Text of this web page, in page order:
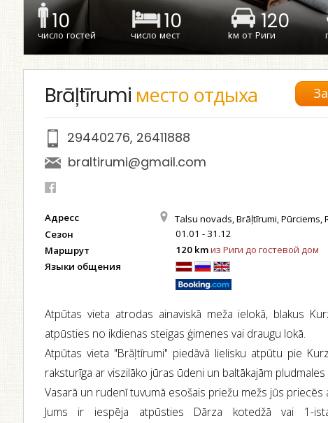
10
число гостей
10
число мест
120
kм от Риги
Brāļtīrumi место отдыха
29440276, 26411888
braltirumi@gmail.com
Адресс Talsu novads, Brāļtīrumi, Pūrciems,
Сезон 01.01 - 31.12
Маршрут 120 kmиз Риги до гостевой дом
Языки общения
Atpūtas vieta atrodas ainaviskā meža ielokā, blakus
atpūsties no ikdienas steigas ģimenes vai draugu lokā.
Atpūtas vieta "Brāļtīrumi" piedāvā lielisku atpūtu pie
raksturīga ar viszilāko jūras ūdeni un baltākajām pludmales
Vasarā un rudenī tuvumā esošais priežu mežs jūs priecēs
Jums ir iespēja atpūsties Dārza kotedžā vai 1-